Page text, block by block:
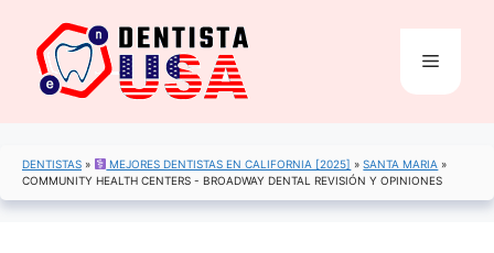
contenido
Menú
DENTISTAS » MEJORES DENTISTAS EN CALIFORNIA [2025] »SANTA MARIA »
COMMUNITY HEALTH CENTERS - BROADWAY DENTAL REVISIÓN Y OPINIONES